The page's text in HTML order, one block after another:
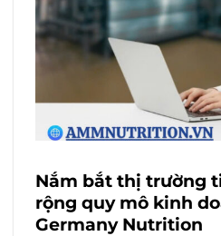
Nắm bắt thị trường
rộng quy mô kinh
Germany Nutrition